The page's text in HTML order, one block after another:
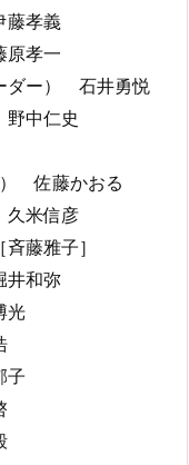
藤孝義
孝一
ダー） 石井勇悦
中仁史
佐藤かおる
米信彦
藤雅子］
井和弥
光
子